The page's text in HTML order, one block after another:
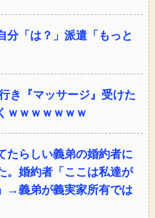
分「は？」派遣「もっと
き『マッサージ』受けた
ｗｗｗｗｗｗｗ
たらしい義弟の婚約者に
。婚約者「ここは私達が
→義弟が義実家所有では